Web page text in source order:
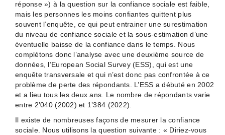
réponse ») à la question sur la confiance sociale est faible,
mais les personnes les moins confiantes quittent plus
souvent l’enquête, ce qui peut entrainer une surestimation
du niveau de confiance sociale et la sous-estimation d’une
éventuelle baisse de la confiance dans le temps. Nous
complétons donc l’analyse avec une deuxième source de
données, l’European Social Survey (ESS), qui est une
enquête transversale et qui n’est donc pas confrontée à ce
problème de perte des répondants. L’ESS a débuté en 2002
et a lieu tous les deux ans. Le nombre de répondants varie
entre 2’040 (2002) et 1’384 (2022).
Il existe de nombreuses façons de mesurer la confiance
sociale. Nous utilisons la question suivante : « Diriez-vous